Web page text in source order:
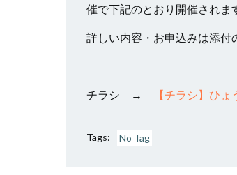
催で下記のとおり開催されま
詳しい内容・お申込みは添付
チラシ → 【チラシ】ひ
Tags: No Tag